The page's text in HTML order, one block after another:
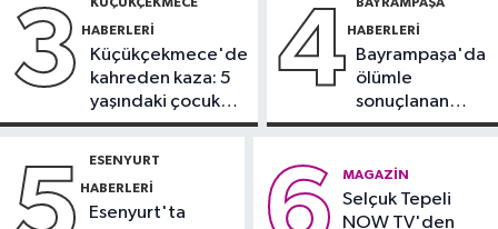
21:17
demeyin, önlemini alın
yaklaşık 30 bin taraftar önünde imza
3 HABERLERI
Küçükçekmece'de
kahreden kaza: 5
yaşındaki çocuk
yoğun bakımda
4HABERLERI
Bayrampaşa'da
ölümle
sonuçlanan
kaza: Sürücü
ESENYURT
HABERLERI
Esenyurt'ta
MAGAZIN
Selçuk Tepeli
NOW TV'den